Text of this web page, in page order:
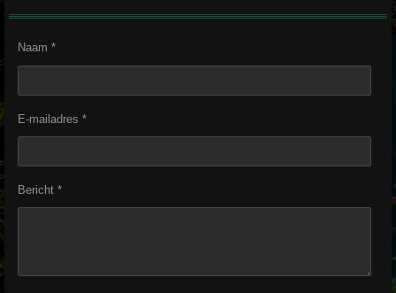
Naam *
E-mailadres *
Bericht *